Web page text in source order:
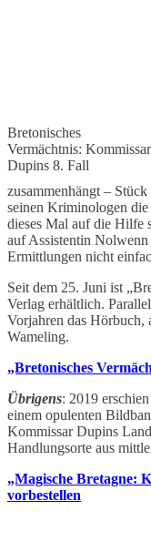
Bretonisches
Vermächtnis: Kommissar
Dupins 8. Fall
zusammenhängt –
seinen Kriminologen die
dieses Mal auf die Hilfe
auf Assistentin
Ermittlungen nicht
Seit dem 25. Juni ist
Verlag erhältlich.
Vorjahren das Hörbuch,
Wameling.
„Bretonisches
Übrigens: 2019
einem opulenten
Kommissar Dupins
Handlungsorte aus
„Magische Bretagne:
vorbestellen